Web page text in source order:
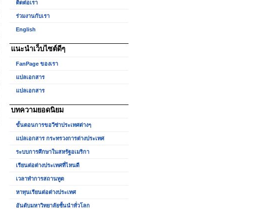
ติดต่อเรา
ร่วมงานกับเรา
English
แนะนำเว็บไซต์ดีๆ
FanPage ของเรา
แปลเอกสาร
แปลเอกสาร
บทความยอดนิยม
ขั้นตอนการขอวีซ่าประเทศต่างๆ
แปลเอกสาร กระทรวงการต่างประเทศ
ระบบการศึกษาในสหรัฐอเมริกา
เรียนต่อต่างประเทศที่ไหนดี
เวลาทำการสถานทูต
หาทุนเรียนต่อต่างประเทศ
อันดับมหาวิทยาลัยชั้นนำทั่วโลก